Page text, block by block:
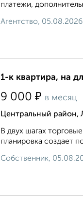
платежи,
Агентство, 05.08.2026
1-к квартира, на
9 000 ₽ в месяц
Центральный район,
В двух шагах
планировка создает
Собственник,